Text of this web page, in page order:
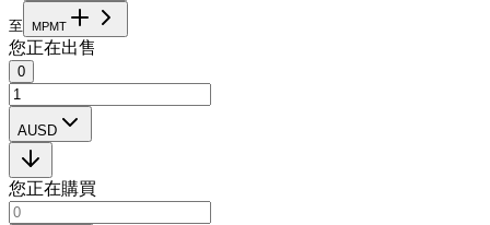
至 MPMT
您正在出售
0
AUSD
您正在購買